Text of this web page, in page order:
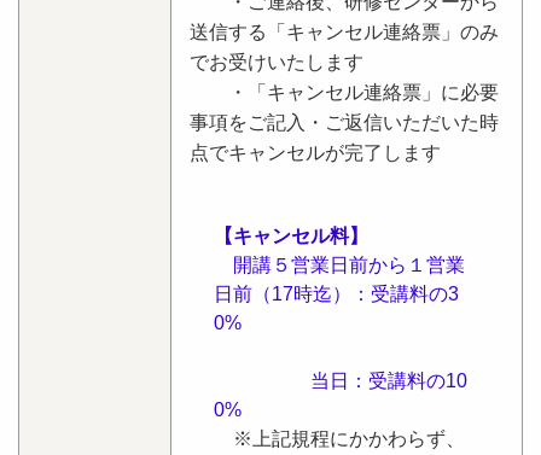
送信する「キャンセル連絡票」のみ
でお受けいたします
・「キャンセル連絡票」に必要
事項をご記入・ご返信いただいた時
点でキャンセルが完了します
【キャンセル料】
開講５営業日前から１営業
日前（17時迄）：受講料の3
0%
当日：受講料の10
0%
※上記規程にかかわらず、